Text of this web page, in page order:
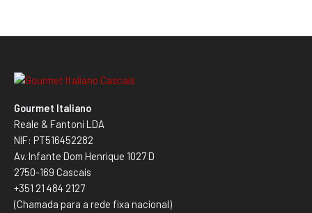
Gourmet Italiano
Reale & Fantoni LDA
NIF: PT516452282
Av. Infante Dom Henrique 1027 D
2750-169 Cascais
+351 21 484 2127
(Chamada para a rede fixa nacional)